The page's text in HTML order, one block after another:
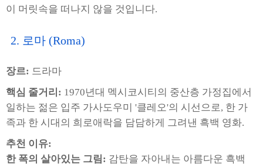
이 머릿속을 떠나지 않을 것입니다.
2. 로마 (Roma)
장르: 드라마
핵심 줄거리: 1970년대 멕시코시티의 중산층 가정집에서
일하는 젊은 입주 가사도우미 '클레오'의 시선으로, 한 가
족과 한 시대의 희로애락을 담담하게 그려낸 흑백 영화.
추천 이유:
한 폭의 살아있는 그림: 감탄을 자아내는 아름다운 흑백